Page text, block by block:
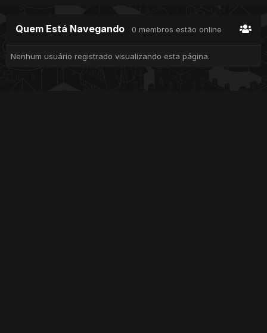
Quem Está Navegando 0 membros estão online
Nenhum usuário registrado visualizando esta página.